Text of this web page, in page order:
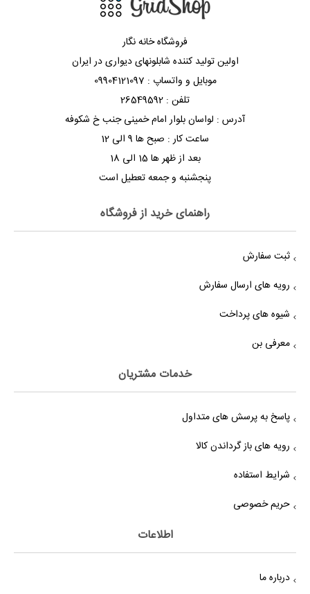
فروشگاه خانه نگار
اولین تولید کننده شابلونهای دیواری در ایران
موبایل و واتساپ : 09904121097
تلفن : 26549592
آدرس : لواسان بلوار امام خمینی جنب خ شکوفه
ساعت کار : صبح ها 9 الی 12
بعد از ظهر ها 15 الی 18
پنجشنبه و جمعه تعطیل است
راهنمای خرید از فروشگاه
ثبت سفارش
رویه های ارسال سفارش
شیوه های پرداخت
معرفی بن
خدمات مشتریان
پاسخ به پرسش های متداول
رویه های باز گرداندن کالا
شرایط استفاده
حریم خصوصی
اطلاعات
درباره ما